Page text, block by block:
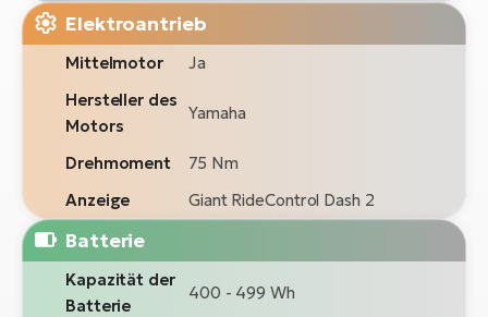
Elektroantrieb
Mittelmotor
Ja
Hersteller des
Motors
Yamaha
Drehmoment
75 Nm
Anzeige
Giant RideControl Dash 2
Batterie
Kapazität der
Batterie
400 - 499 Wh